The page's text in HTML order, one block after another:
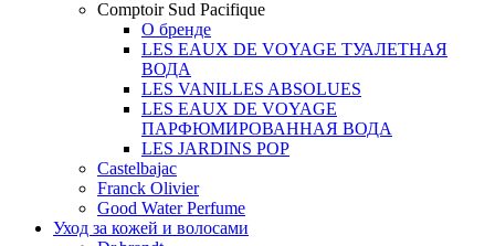
Comptoir Sud Pacifique
О бренде
LES EAUX DE VOYAGE ТУАЛЕТНАЯ
ВОДА
LES VANILLES ABSOLUES
LES EAUX DE VOYAGE
ПАРФЮМИРОВАННАЯ ВОДА
LES JARDINS POP
Castelbajac
Franck Olivier
Good Water Perfume
Уход за кожей и волосами